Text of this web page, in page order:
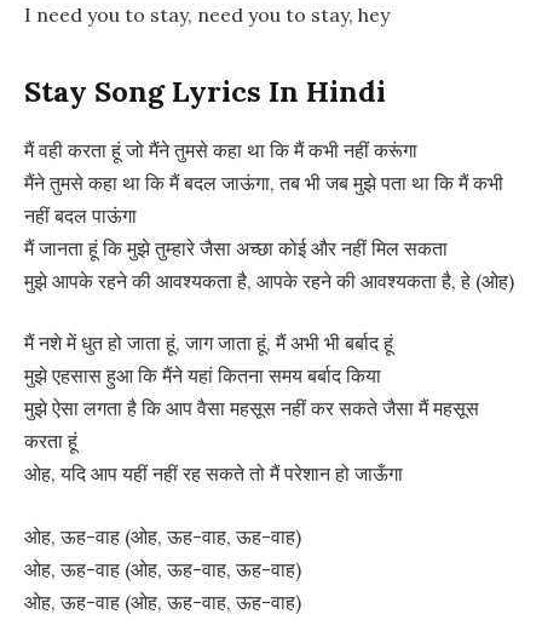
I need you to stay, need you to stay, hey
Stay Song Lyrics In Hindi
मैं वही करता हूं जो मैंने तुमसे कहा था कि मैं कभी नहीं करूंगा
मैंने तुमसे कहा था कि मैं बदल जाऊंगा, तब भी जब मुझे पता था कि मैं कभी
नहीं बदल पाऊंगा
मैं जानता हूं कि मुझे तुम्हारे जैसा अच्छा कोई और नहीं मिल सकता
मुझे आपके रहने की आवश्यकता है, आपके रहने की आवश्यकता है, हे (ओह)
मैं नशे में धुत हो जाता हूं, जाग जाता हूं, मैं अभी भी बर्बाद हूं
मुझे एहसास हुआ कि मैंने यहां कितना समय बर्बाद किया
मुझे ऐसा लगता है कि आप वैसा महसूस नहीं कर सकते जैसा मैं महसूस
करता हूं
ओह, यदि आप यहीं नहीं रह सकते तो मैं परेशान हो जाऊँगा
ओह, ऊह-वाह (ओह, ऊह-वाह, ऊह-वाह)
ओह, ऊह-वाह (ओह, ऊह-वाह, ऊह-वाह)
ओह, ऊह-वाह (ओह, ऊह-वाह, ऊह-वाह)